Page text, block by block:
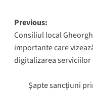
Post
navigation
Previous:
Consiliul local
importante care
digitalizarea serviciilor
Şapte sancţiuni